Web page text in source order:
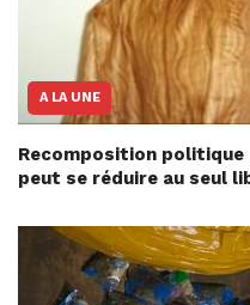
A LA UNE
Recomposition politique
peut se réduire au seul